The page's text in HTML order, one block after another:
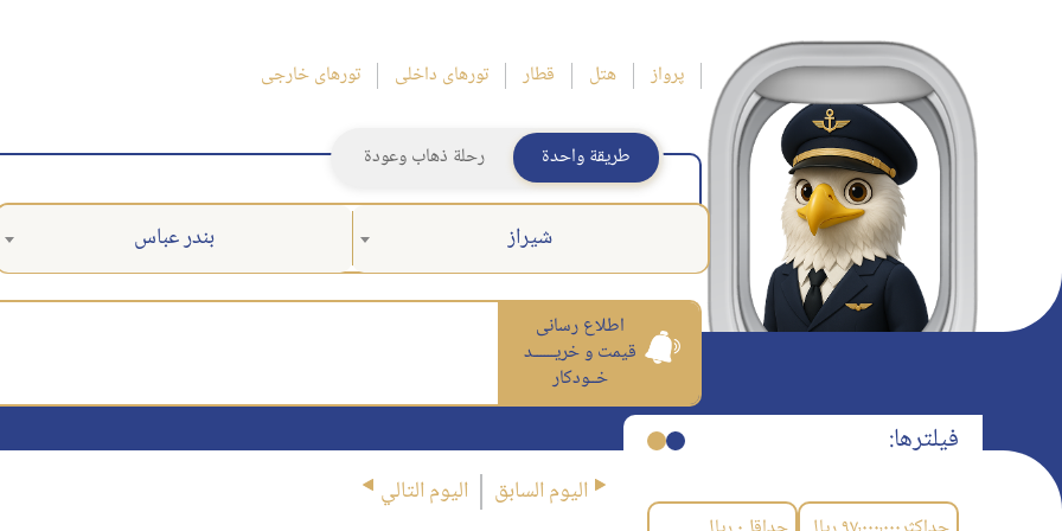
پرواز هتل قطار تورهای داخلی تورهای خارجی
طريقة واحدة رحلة ذهاب وعودة
شيراز بندر عباس
اطلاع رسانی
قیمت و خریــــــد
خــودکار
فیلترها:
اليوم السابق اليوم التالي